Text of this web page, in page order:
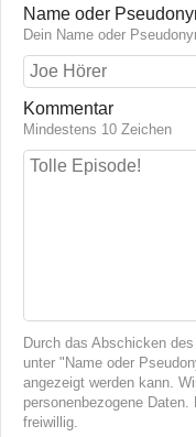
Name oder
Dein Name oder
Kommentar
Mindestens 10 Zeichen
Durch das Abschicken
unter "Name oder
angezeigt werden kann.
personenbezogene
freiwillig.